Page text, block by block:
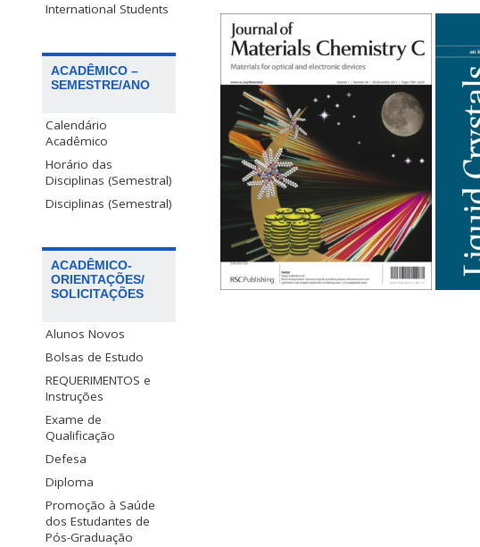
International Students
ACADÊMICO –
SEMESTRE/ANO
Calendário
Acadêmico
Horário das
Disciplinas (Semestral)
Disciplinas (Semestral)
ACADÊMICO-
ORIENTAÇÕES/
SOLICITAÇÕES
Alunos Novos
Bolsas de Estudo
REQUERIMENTOS e
Instruções
Exame de
Qualificação
Defesa
Diploma
Promoção à Saúde
dos Estudantes de
Pós-Graduação